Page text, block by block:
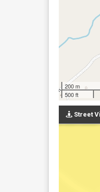
200 m
500 ft
Street